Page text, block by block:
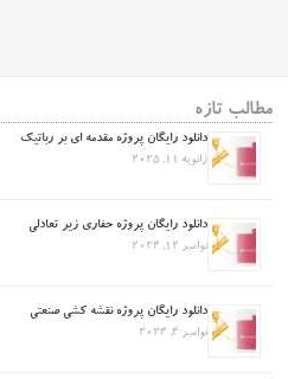
مطالب تازه
دانلود رایگان پروژه مقدمه ای بر رباتیک
ژانویه 11, 2025
دانلود رایگان پروژه حفاری زیر تعادلی
نوامبر 12, 2024
دانلود رایگان پروژه نقشه کشی صنعتی
نوامبر 4, 2024